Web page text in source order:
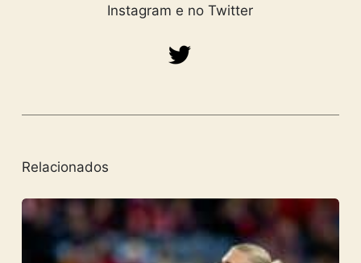
Instagram e no Twitter
Relacionados